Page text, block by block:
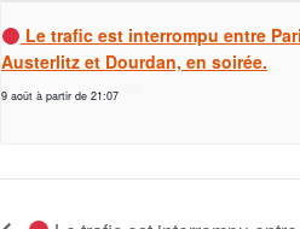
Le trafic est interrompu entre
Austerlitz et Dourdan, en soirée.
9 août à partir de 21:07